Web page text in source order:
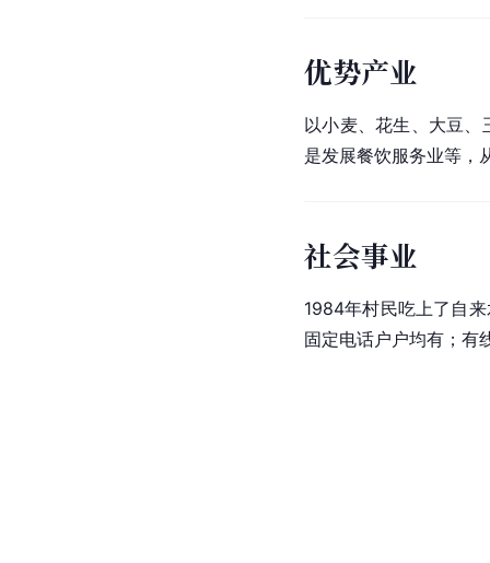
优势产业
以小麦、花生、大豆
是发展餐饮服务业等，
社会事业
1984年村民吃上了自
固定电话户户均有；有